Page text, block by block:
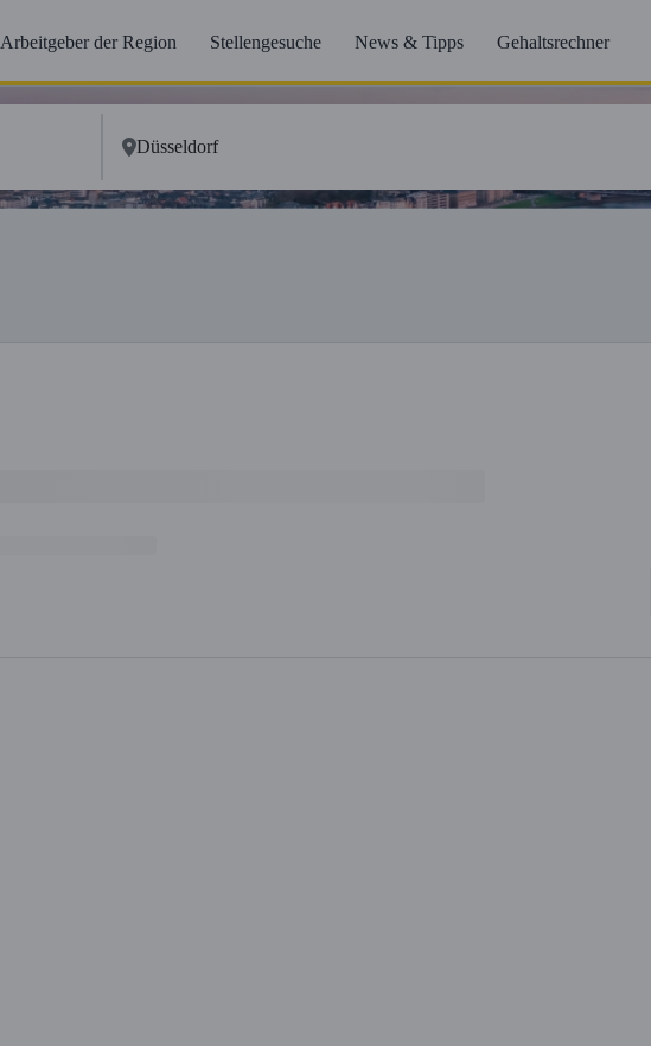
Arbeitgeber der Region Stellengesuche News & Tipps Gehaltsrechner